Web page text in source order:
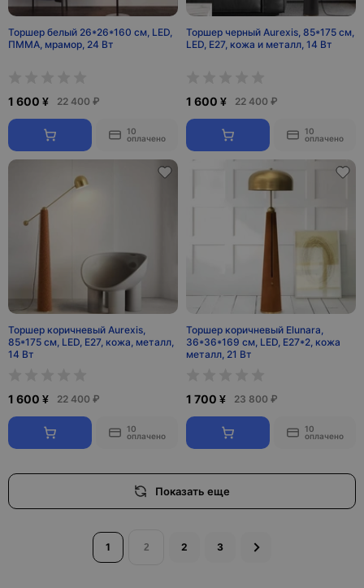
Торшер белый 26*26*160 см, LED,
ПММА, мрамор, 24 Вт
1 600 ¥ 22 400 ₽
10
оплачено
Торшер черный Aurexis, 85*175 см,
LED, Е27, кожа и металл, 14 Вт
1 600 ¥ 22 400 ₽
10
оплачено
Торшер коричневый Aurexis,
85*175 см, LED, E27, кожа, металл,
14 Вт
1 600 ¥ 22 400 ₽
10
оплачено
Торшер коричневый Elunara,
36*36*169 см, LED, Е27*2, кожа
металл, 21 Вт
1 700 ¥ 23 800 ₽
10
оплачено
Показать еще
1 2 3